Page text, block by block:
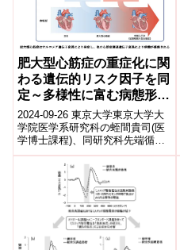
肥大型心筋症の重症化に関
わる遺伝的リスク因子を同
定～多様性に富む病態形成
の機序解明に網羅的遺伝子
解析が有用～
2024-09-26 東京大学東京大学大
学院医学系研究科の蛭間貴司(医
学博士課程)、同研究科先端循環
器医科学講座の井上峻輔特任研
究員、野村征太郎特任准教授、